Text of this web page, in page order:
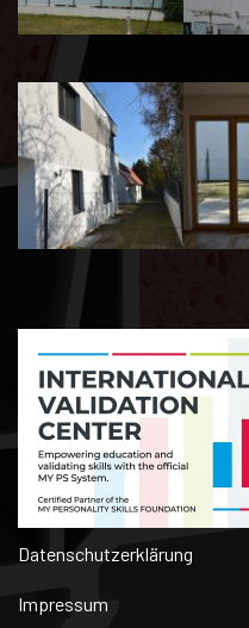
Datenschutzerklärung
Impressum